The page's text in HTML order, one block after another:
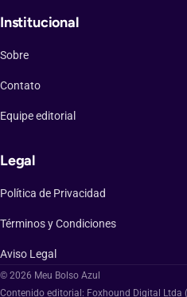
Institucional
Sobre
Contato
Equipe editorial
Legal
Política de Privacidad
Términos y Condiciones
Aviso Legal
© 2026 Meu Bolso Azul
Contenido editorial: Foxhound Digital Ltda